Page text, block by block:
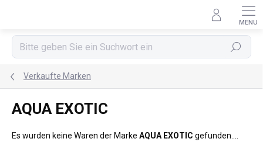
Suchen
Verkaufte Marken
AQUA EXOTIC
Es wurden keine Waren der Marke AQUA EXOTIC gefunden....